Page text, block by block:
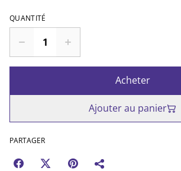
QUANTITÉ
Acheter
Ajouter au panier
PARTAGER